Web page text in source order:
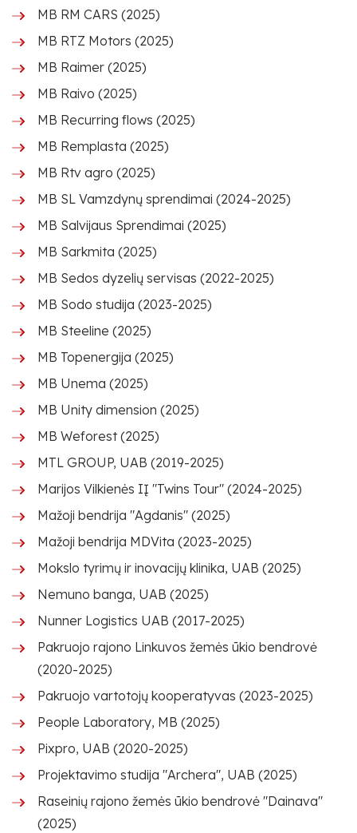
MB RM CARS (2025)
MB RTZ Motors (2025)
MB Raimer (2025)
MB Raivo (2025)
MB Recurring flows (2025)
MB Remplasta (2025)
MB Rtv agro (2025)
MB SL Vamzdynų sprendimai (2024-2025)
MB Salvijaus Sprendimai (2025)
MB Sarkmita (2025)
MB Sedos dyzelių servisas (2022-2025)
MB Sodo studija (2023-2025)
MB Steeline (2025)
MB Topenergija (2025)
MB Unema (2025)
MB Unity dimension (2025)
MB Weforest (2025)
MTL GROUP, UAB (2019-2025)
Marijos Vilkienės IĮ "Twins Tour" (2024-2025)
Mažoji bendrija "Agdanis" (2025)
Mažoji bendrija MDVita (2023-2025)
Mokslo tyrimų ir inovacijų klinika, UAB (2025)
Nemuno banga, UAB (2025)
Nunner Logistics UAB (2017-2025)
Pakruojo rajono Linkuvos žemės ūkio bendrovė
(2020-2025)
Pakruojo vartotojų kooperatyvas (2023-2025)
People Laboratory, MB (2025)
Pixpro, UAB (2020-2025)
Projektavimo studija "Archera", UAB (2025)
Raseinių rajono žemės ūkio bendrovė "Dainava"
(2025)